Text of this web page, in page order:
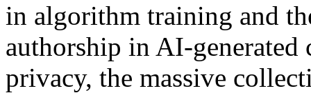
in algorithm training and
authorship in AI-generated
privacy, the massive